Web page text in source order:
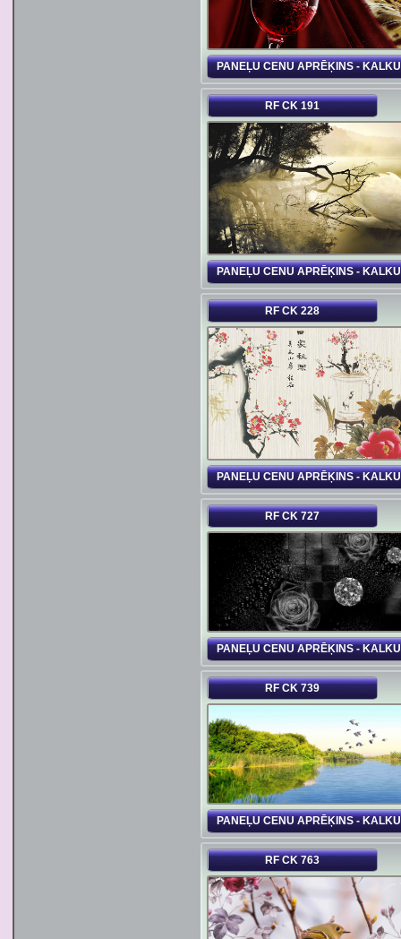
PANEĻU CENU APRĒĶINS -
RF CK 191
PANEĻU CENU APRĒĶINS -
RF CK 228
PANEĻU CENU APRĒĶINS -
RF CK 727
PANEĻU CENU APRĒĶINS -
RF CK 739
PANEĻU CENU APRĒĶINS -
RF CK 763